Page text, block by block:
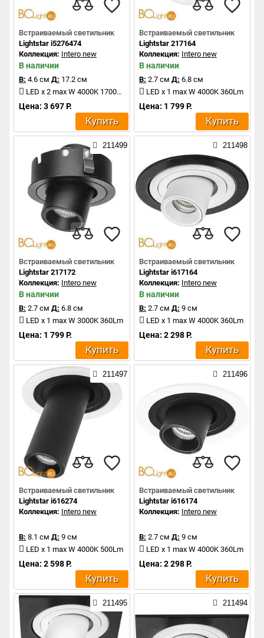
Встраиваемый светильник
Lightstar i5276474
Коллекция: Intero new
В наличии
В: 4.6 см Д: 17.2 см
LED x 2 max W 4000K 1700Lm
Цена: 3 697 Р.
Купить
Встраиваемый светильник
Lightstar 217164
Коллекция: Intero new
В наличии
В: 2.7 см Д: 6.8 см
LED x 1 max W 4000K 360Lm
Цена: 1 799 Р.
Купить
211499
Встраиваемый светильник
Lightstar 217172
Коллекция: Intero new
В наличии
В: 2.7 см Д: 6.8 см
LED x 1 max W 3000K 360Lm
Цена: 1 799 Р.
Купить
211498
Встраиваемый светильник
Lightstar i617164
Коллекция: Intero new
В наличии
В: 2.7 см Д: 9 см
LED x 1 max W 4000K 360Lm
Цена: 2 298 Р.
Купить
211497
Встраиваемый светильник
Lightstar i616274
Коллекция: Intero new
В: 8.1 см Д: 9 см
LED x 1 max W 4000K 500Lm
Цена: 2 598 Р.
Купить
211496
Встраиваемый светильник
Lightstar i616174
Коллекция: Intero new
В: 2.7 см Д: 9 см
LED x 1 max W 4000K 360Lm
Цена: 2 298 Р.
Купить
211495 211494